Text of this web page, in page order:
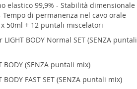
elastico 99,9% - Stabilità dimensionale
di permanenza nel cavo orale
x 50ml + 12 puntali miscelatori
LIGHT BODY Normal SET (SENZA puntali
BODY (SENZA puntali mix)
BODY FAST SET (SENZA puntali mix)